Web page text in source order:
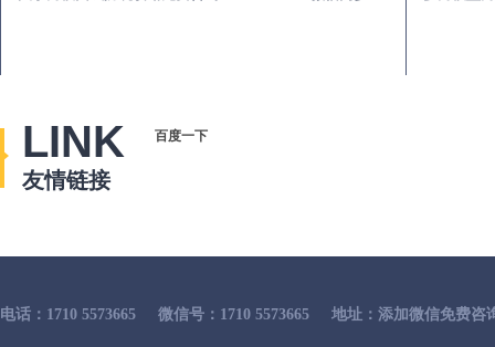
LINK
友情链接
百度一下
电话：1710 5573665 微信号：1710 5573665 地址：添加微信免费咨